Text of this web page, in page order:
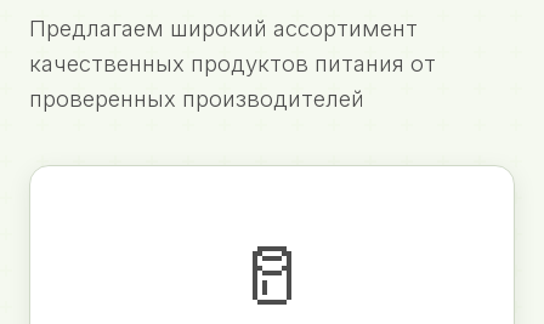
Предлагаем широкий ассортимент
качественных продуктов питания от
проверенных производителей
🥛